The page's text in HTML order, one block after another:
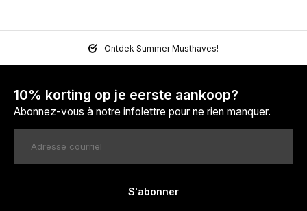
Ontdek Summer Musthaves!
10% korting op je eerste aankoop?
Abonnez-vous à notre infolettre pour ne rien manquer.
S'abonner